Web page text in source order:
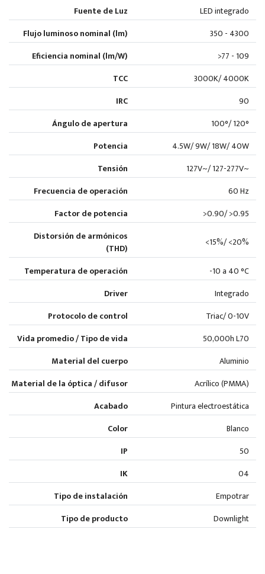
Fuente de Luz
LED integrado
Flujo luminoso nominal (lm)
350 - 4300
Eficiencia nominal (lm/W)
>77 - 109
TCC
3000K/ 4000K
IRC
90
Ángulo de apertura
100°/ 120°
Potencia
4.5W/ 9W/ 18W/ 40W
Tensión
127V~/ 127-277V~
Frecuencia de operación
60 Hz
Factor de potencia
>0.90/ >0.95
Distorsión de armónicos
(THD)
<15%/ <20%
Temperatura de operación
-10 a 40 °C
Driver
Integrado
Protocolo de control
Triac/ 0-10V
Vida promedio / Tipo de vida
50,000h L70
Material del cuerpo
Aluminio
Material de la óptica / difusor
Acrílico (PMMA)
Acabado
Pintura electroestática
Color
Blanco
IP
50
IK
04
Tipo de instalación
Empotrar
Tipo de producto
Downlight